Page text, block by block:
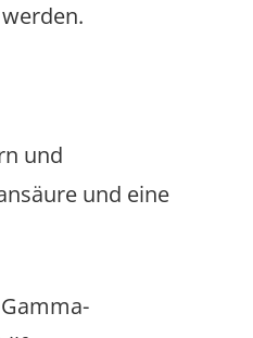
und
und eine